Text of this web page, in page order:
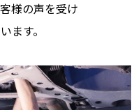
様の声を受け
ます。